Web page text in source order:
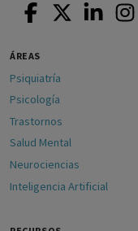
ÁREAS
Psiquiatría
Psicología
Trastornos
Salud Mental
Neurociencias
Inteligencia Artificial